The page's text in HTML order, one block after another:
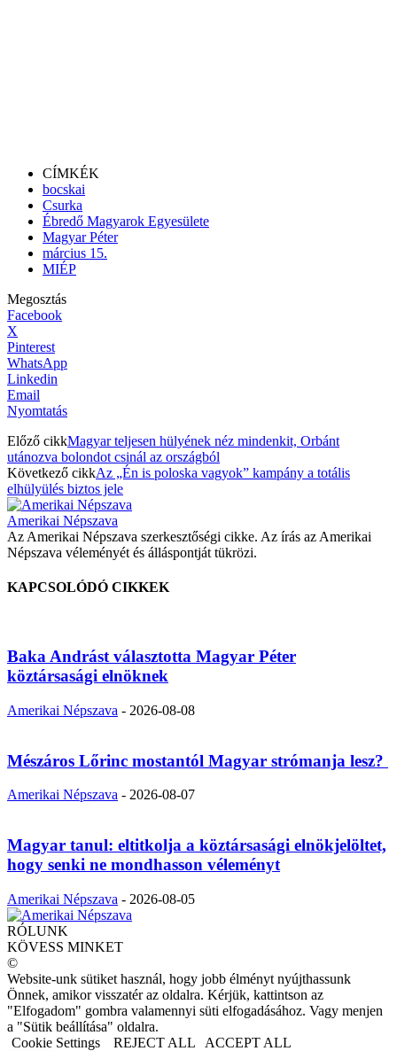
CÍMKÉK
bocskai
Csurka
Ébredő Magyarok Egyesülete
Magyar Péter
március 15.
MIÉP
Megosztás
Facebook
X
Pinterest
WhatsApp
Linkedin
Email
Nyomtatás
Előző cikkMagyar teljesen hülyének néz mindenkit, Orbánt
utánozva bolondot csinál az országból
Következő cikkAz „Én is poloska vagyok” kampány a totális
elhülyülés biztos jele
Amerikai Népszava
Az Amerikai Népszava szerkesztőségi cikke. Az írás az Amerikai
Népszava véleményét és álláspontját tükrözi.
KAPCSOLÓDÓ CIKKEK
Baka Andrást választotta Magyar Péter
köztársasági elnöknek
Amerikai Népszava - 2026-08-08
Mészáros Lőrinc mostantól Magyar strómanja lesz?
Amerikai Népszava - 2026-08-07
Magyar tanul: eltitkolja a köztársasági elnökjelöltet,
hogy senki ne mondhasson véleményt
Amerikai Népszava - 2026-08-05
RÓLUNK
KÖVESS MINKET
©
Website-unk sütiket használ, hogy jobb élményt nyújthassunk
Önnek, amikor visszatér az oldalra. Kérjük, kattintson az
"Elfogadom" gombra valamennyi süti elfogadásához. Vagy menjen
a "Sütik beállítása" oldalra.
Cookie Settings
REJECT ALL ACCEPT ALL